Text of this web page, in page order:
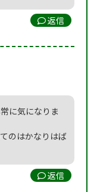
返信
に気になりま
のはかなりはば
返信